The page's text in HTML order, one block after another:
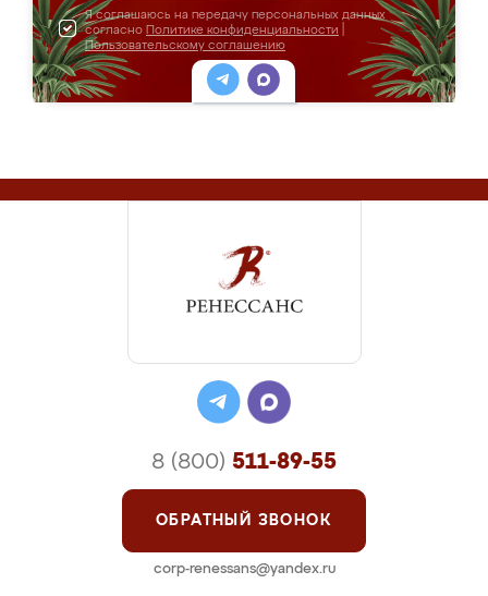
Я соглашаюсь на передачу персональных данных
согласно Политике конфиденциальности
Пользовательскому соглашению
8 (800) 511-89-55
ОБРАТНЫЙ ЗВОНОК
corp-renessans@yandex.ru